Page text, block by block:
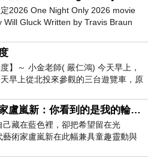
2026 One Night Only 2026 movie
Will Gluck Written by Travis Braun
Barbaro
度】～ 小金老師( 嚴仁鴻) 今天早上，
早上從北投來參觀的三台遊覽車，原
差不多要安靜下來，卻發
當代藝術家盧嵐新：你看到的是我的輪廓，還是你的故事？——藏在藍色裡的希望與光
己藏在藍色裡，卻把希望留在光
藝術家盧嵐新在此幅兼具童趣靈動與
作中，用湛藍的羽翼般色塊包覆著